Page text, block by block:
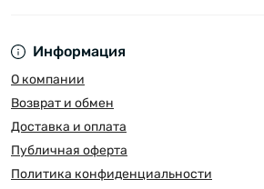
Информация
О компании
Возврат и обмен
Доставка и оплата
Публичная оферта
Политика конфиденциальности